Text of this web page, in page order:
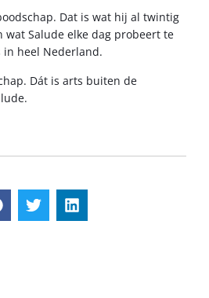
Dat is wat hij al twintig
wat Salude elke dag probeert te
in heel Nederland.
Dát is arts buiten de